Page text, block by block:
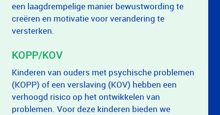
een laagdrempelige manier bewustwording te
creëren en motivatie voor verandering te
versterken.
KOPP/KOV
Kinderen van ouders met psychische problemen
(KOPP) of een verslaving (KOV) hebben een
verhoogd risico op het ontwikkelen van
problemen. Voor deze kinderen bieden we